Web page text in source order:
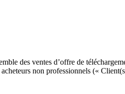
des ventes d’offre de
non professionnels («